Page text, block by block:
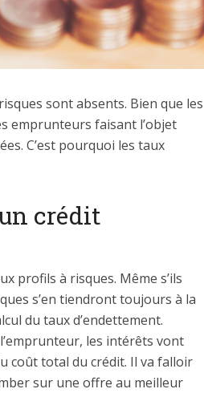
sont absents. Bien que les
emprunteurs faisant l’objet
C’est pourquoi les taux
crédit
profils à risques. Même s’ils
s’en tiendront toujours à la
du taux d’endettement.
les intérêts vont
coût total du crédit. Il va falloir
sur une offre au meilleur